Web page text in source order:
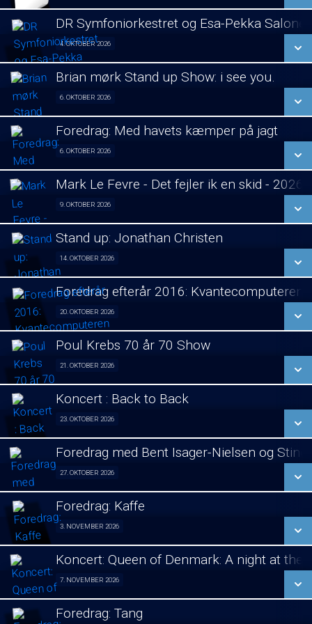
LÆS MERE
LÆS MERE
DR Symfoniorkestret og Esa-Pekka
4. OKTOBER 2026Koncert visning 04/10
LÆS MERE
Brian mørk Stand up Show: i see you.
6. OKTOBER 2026
LÆS MERE
Foredrag: Med havets kæmper på jagt
6. OKTOBER 2026Foredrag fra Århus 06/10
LÆS MERE
Mark Le Fevre - Det fejler ik en skid - 2026
9. OKTOBER 2026
LÆS MERE
Stand up: Jonathan Christen
14. OKTOBER 2026
LÆS MERE
Foredrag efterår 2016: Kvantecomputeren
20. OKTOBER 2026Foredrag fra Århus 20/10
LÆS MERE
Poul Krebs 70 år 70 Show
21. OKTOBER 2026
Poul Krebs 70 år - 70 Koncerter 21/10
LÆS MERE
Koncert : Back to Back
23. OKTOBER 2026
LÆS MERE
Foredrag med Bent Isager-Nielsen og
27. OKTOBER 2026Foredrag aften 27/10
LÆS MERE
Foredrag: Kaffe
3. NOVEMBER 2026Foredrag fra Århus 03/11
LÆS MERE
Koncert: Queen of Denmark: A night at the
7. NOVEMBER 2026
Foredrag: Tang